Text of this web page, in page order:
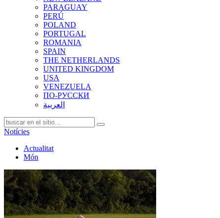
PARAGUAY
PERÚ
POLAND
PORTUGAL
ROMANIA
SPAIN
THE NETHERLANDS
UNITED KINGDOM
USA
VENEZUELA
ПО-РУССКИ
العربية
Notícies
Actualitat
Món